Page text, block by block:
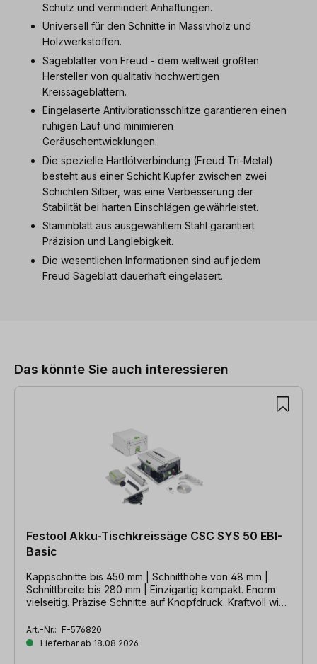
Schutz und vermindert Anhaftungen.
Universell für den Schnitte in Massivholz und
Holzwerkstoffen.
Sägeblätter von Freud - dem weltweit größten
Hersteller von qualitativ hochwertigen
Kreissägeblättern.
Eingelaserte Antivibrationsschlitze garantieren einen
ruhigen Lauf und minimieren
Geräuschentwicklungen.
Die spezielle Hartlötverbindung (Freud Tri-Metal)
besteht aus einer Schicht Kupfer zwischen zwei
Schichten Silber, was eine Verbesserung der
Stabilität bei harten Einschlägen gewährleistet.
Stammblatt aus ausgewähltem Stahl garantiert
Präzision und Langlebigkeit.
Die wesentlichen Informationen sind auf jedem
Freud Sägeblatt dauerhaft eingelasert.
Das könnte Sie auch interessieren
Festool Akku-Tischkreissäge CSC SYS 50 EBI-
Basic
Kappschnitte bis 450 mm | Schnitthöhe von 48 mm |
Schnittbreite bis 280 mm | Einzigartig kompakt. Enorm
vielseitig. Präzise Schnitte auf Knopfdruck. Kraftvoll wie
Art.-Nr.: F-576820
Lieferbar ab 18.08.2026